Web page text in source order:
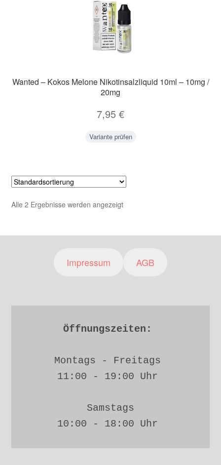
Wanted – Kokos Melone Nikotinsalzliquid 10ml – 10mg /
20mg
7,95 €
Variante prüfen
Alle 2 Ergebnisse werden angezeigt
Impressum AGB
Öffnungszeiten:
Montags - Freitags
11:00 - 19:00 Uhr
Samstags
10:00 - 18:00 Uhr